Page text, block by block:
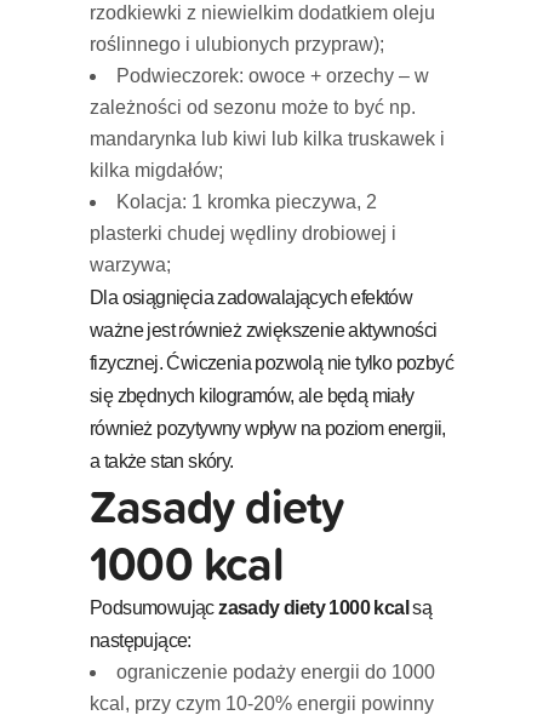
rzodkiewki z niewielkim dodatkiem oleju
roślinnego i ulubionych przypraw);
Podwieczorek: owoce + orzechy – w
zależności od sezonu może to być np.
mandarynka lub kiwi lub kilka truskawek i
kilka migdałów;
Kolacja: 1 kromka pieczywa, 2
plasterki chudej wędliny drobiowej i
warzywa;
Dla osiągnięcia zadowalających efektów
ważne jest również zwiększenie aktywności
fizycznej. Ćwiczenia pozwolą nie tylko pozbyć
się zbędnych kilogramów, ale będą miały
również pozytywny wpływ na poziom energii,
a także stan skóry.
Zasady diety
1000 kcal
Podsumowujączasady diety 1000 kcal są
następujące:
ograniczenie podaży energii do 1000
kcal, przy czym 10-20% energii powinny